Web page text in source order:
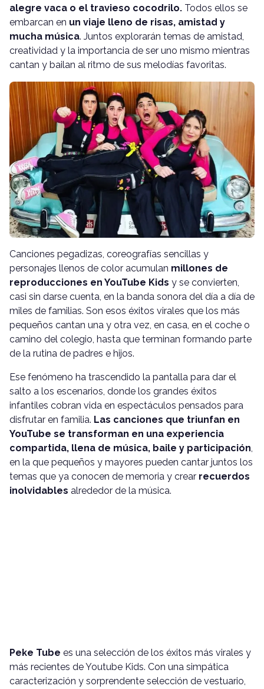
alegre vaca o el travieso cocodrilo. Todos ellos se
embarcan en un viaje lleno de risas, amistad y
mucha música. Juntos explorarán temas de amistad,
creatividad y la importancia de ser uno mismo mientras
cantan y bailan al ritmo de sus melodías favoritas.
Canciones pegadizas, coreografías sencillas y
personajes llenos de color acumulan millones de
reproducciones en YouTube Kids y se convierten,
casi sin darse cuenta, en la banda sonora del día a día de
miles de familias. Son esos éxitos virales que los más
pequeños cantan una y otra vez, en casa, en el coche o
camino del colegio, hasta que terminan formando parte
de la rutina de padres e hijos.
Ese fenómeno ha trascendido la pantalla para dar el
salto a los escenarios, donde los grandes éxitos
infantiles cobran vida en espectáculos pensados para
disfrutar en familia. Las canciones que triunfan en
YouTube se transforman en una experiencia
compartida, llena de música, baile y participación,
en la que pequeños y mayores pueden cantar juntos los
temas que ya conocen de memoria y crear recuerdos
inolvidables alrededor de la música.
Peke Tube es una selección de los éxitos más virales y
más recientes de Youtube Kids. Con una simpática
caracterización y sorprendente selección de vestuario,